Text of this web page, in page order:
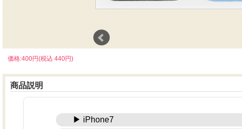
価格:400円(税込 440円)
商品説明
▶ iPhone7